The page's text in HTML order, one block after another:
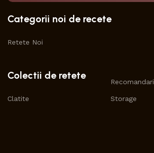
Categorii noi de recete
Retete Noi
Colectii de retete
Clatite
Recomandari
Storage